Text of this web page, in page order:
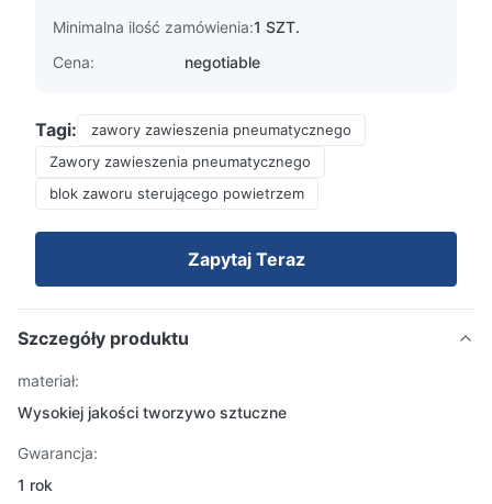
Minimalna ilość zamówienia:1 SZT.
Cena:
negotiable
Tagi:
zawory zawieszenia pneumatycznego
Zawory zawieszenia pneumatycznego
blok zaworu sterującego powietrzem
Zapytaj Teraz
Szczegóły produktu
materiał:
Wysokiej jakości tworzywo sztuczne
Gwarancja:
1 rok